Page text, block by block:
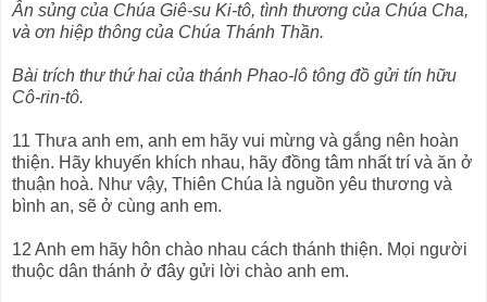
Ân sủng của Chúa Giê-su Ki-tô, tình thương của Chúa Cha,
và ơn hiệp thông của Chúa Thánh Thần.
Bài trích thư thứ hai của thánh Phao-lô tông đồ gửi tín hữu
Cô-rin-tô.
11 Thưa anh em, anh em hãy vui mừng và gắng nên hoàn
thiện. Hãy khuyến khích nhau, hãy đồng tâm nhất trí và ăn ở
thuận hoà. Như vậy, Thiên Chúa là nguồn yêu thương và
bình an, sẽ ở cùng anh em.
12 Anh em hãy hôn chào nhau cách thánh thiện. Mọi người
thuộc dân thánh ở đây gửi lời chào anh em.